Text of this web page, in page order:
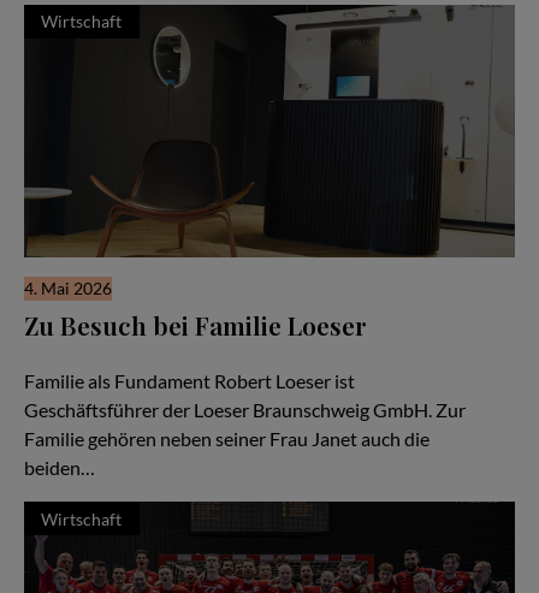
Wirtschaft
4. Mai 2026
Zu Besuch bei Familie Loeser
Familie als Fundament Robert Loeser ist
Geschäftsführer der Loeser Braunschweig GmbH. Zur
Familie gehören neben seiner Frau Janet auch die
beiden…
Wirtschaft